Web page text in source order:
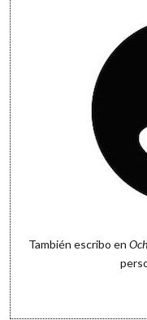
También escribo en